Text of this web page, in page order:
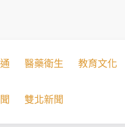
醫藥衛生 教育文化
雙北新聞